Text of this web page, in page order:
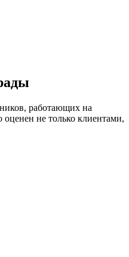
работающих на
не только клиентами,